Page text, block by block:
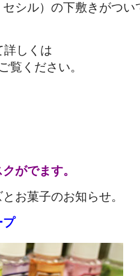
シル）の下敷きがつい
詳しくは
覧ください。
がでます。
お菓子のお知らせ。
プ